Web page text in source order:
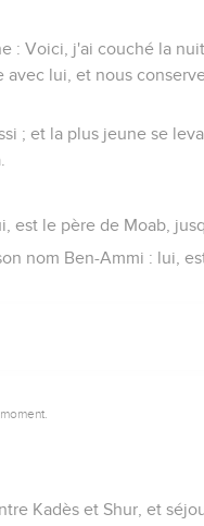
: Voici, j'ai couché la
lui, et nous
; et la plus jeune se
est le père de Moab,
nom Ben-Ammi : lui,
Kadès et Shur, et